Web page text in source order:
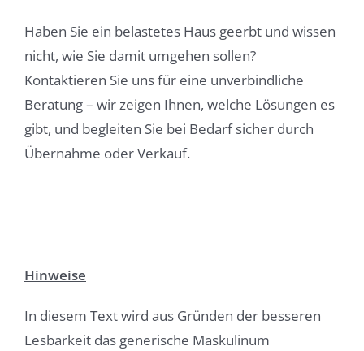
Haben Sie ein belastetes Haus geerbt und wissen
nicht, wie Sie damit umgehen sollen?
Kontaktieren Sie uns für eine unverbindliche
Beratung – wir zeigen Ihnen, welche Lösungen es
gibt, und begleiten Sie bei Bedarf sicher durch
Übernahme oder Verkauf.
Hinweise
In diesem Text wird aus Gründen der besseren
Lesbarkeit das generische Maskulinum